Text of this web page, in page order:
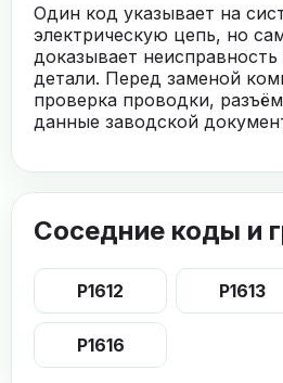
Один код указывает на
электрическую цепь, но
доказывает
детали. Перед заменой
проверка проводки,
данные заводской
Соседние коды и
P1612 P1613
P1616